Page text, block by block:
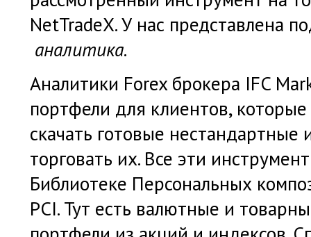
NetTradeX. У нас представлена
аналитика.
Аналитики Forex брокера IFC
портфели для клиентов,
скачать готовые нестандартные
торговать их. Все эти
Библиотеке Персональных
PCI. Тут есть валютные и